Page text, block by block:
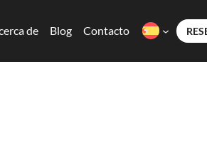
de Blog Contacto